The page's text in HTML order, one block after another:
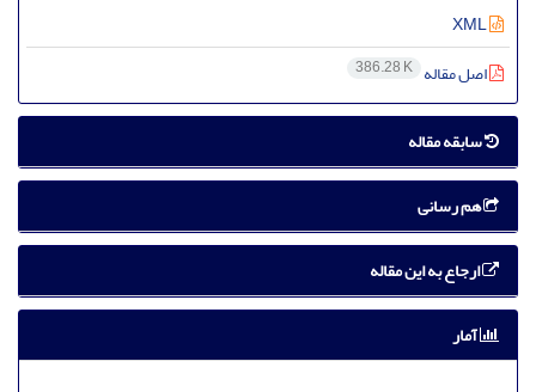
اصل مقاله 386.28 K
سابقه مقاله
هم رسانی
ارجاع به این مقاله
آمار